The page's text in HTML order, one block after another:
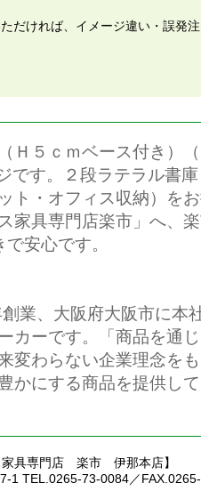
だければ、イメージ違い・誤発
Ｈ５ｃｍベース付き）
です。２段ラテラル書
ト・オフィス収納）を
家具専門店楽市」へ、
安心です。
業、大阪府大阪市に本
カーです。「商品を通
変わらない企業理念を
かにする商品を提供し
家具専門店 楽市 伊那本店】
1 TEL.0265-73-0084／